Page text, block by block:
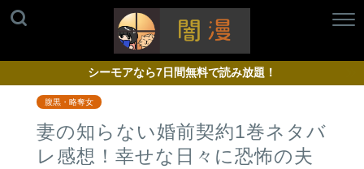
シーモアなら7日間無料で読み放題！
腹黒・略奪女
妻の知らない婚前契約1巻ネタバ
レ感想！幸せな日々に恐怖の夫